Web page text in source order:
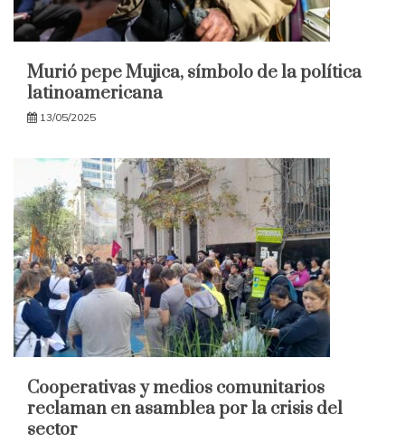
Murió pepe Mujica, símbolo de la política
latinoamericana
13/05/2025
Cooperativas y medios comunitarios
reclaman en asamblea por la crisis del
sector